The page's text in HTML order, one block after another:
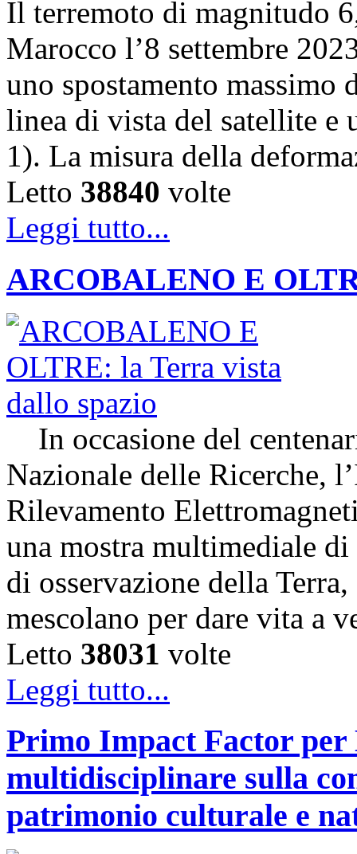
Il terremoto di magnitudo
Marocco l’8 settembre
uno spostamento
linea di vista del satellite
1). La misura della
Letto 38840 volte
Leggi tutto...
ARCOBALENO E
In occasione del
Nazionale delle Ricerche,
Rilevamento
una mostra multimediale
di osservazione della
mescolano per dare vita a
Letto 38031 volte
Leggi tutto...
Primo Impact Factor
multidisciplinare sulla
patrimonio culturale e